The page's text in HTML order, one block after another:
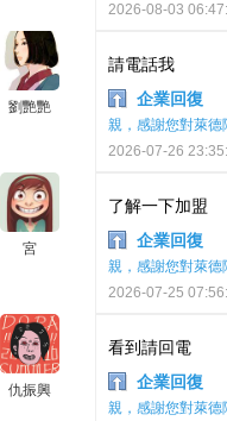
2026-08-03
劉艷艷
請電話我
企業回復
親，感謝您對萊
2026-07-26
宮
了解一下加盟
企業回復
親，感謝您對萊
2026-07-25
仇振興
看到請回電
企業回復
親，感謝您對萊